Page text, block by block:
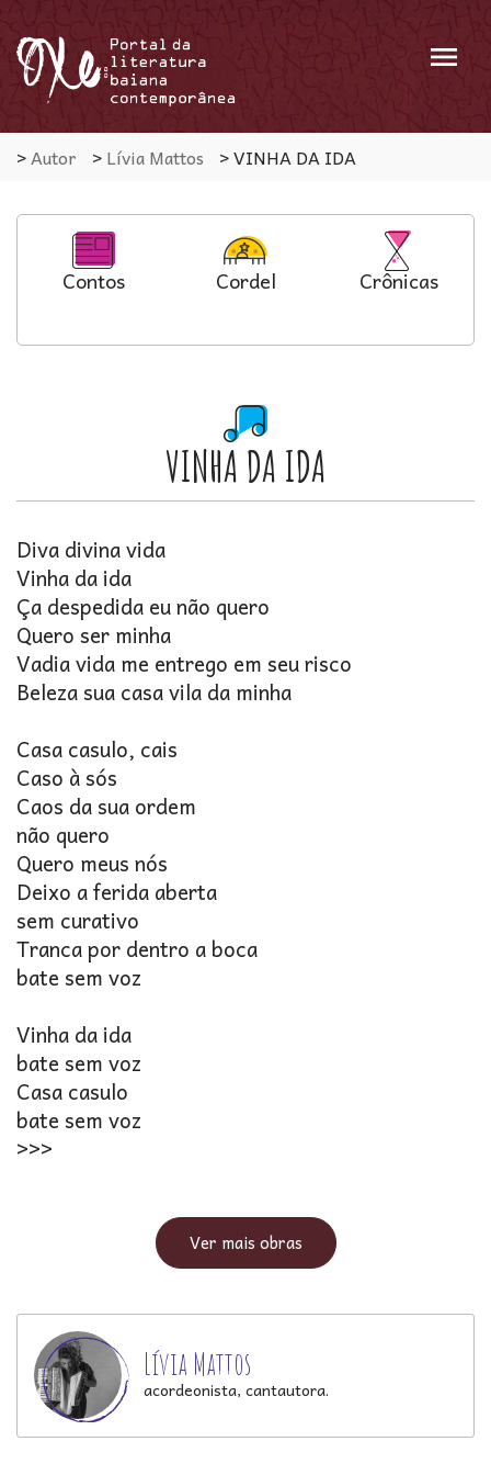
Menu
>Autor >Lívia Mattos >VINHA DA IDA
Contos Cordel Crônicas
VINHA DA IDA
Diva divina vida
Vinha da ida
Ça despedida eu não quero
Quero ser minha
Vadia vida me entrego em seu risco
Beleza sua casa vila da minha
Casa casulo, cais
Caso à sós
Caos da sua ordem
não quero
Quero meus nós
Deixo a ferida aberta
sem curativo
Tranca por dentro a boca
bate sem voz
Vinha da ida
bate sem voz
Casa casulo
bate sem voz
>>>
Ver mais obras
Lívia Mattos
acordeonista, cantautora.